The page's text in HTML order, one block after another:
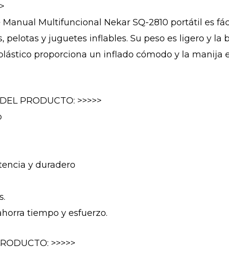
Multifuncional Nekar SQ-2810 portátil es
pelotas y juguetes inflables. Su peso es ligero y
proporciona un inflado cómodo y la manija
PRODUCTO: >>>>>
y duradero
tiempo y esfuerzo.
>>>>>